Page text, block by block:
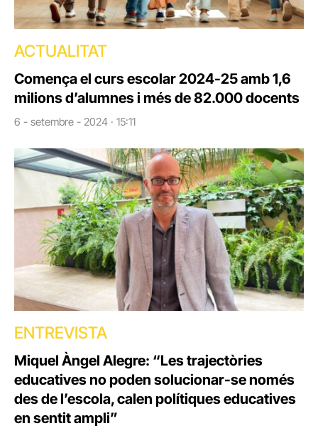
ACTUALITAT
Comença el curs escolar 2024-25 amb 1,6
milions d’alumnes i més de 82.000 docents
6 - setembre - 2024 · 15:11
ENTREVISTA
Miquel Àngel Alegre: “Les trajectòries
educatives no poden solucionar-se només
des de l’escola, calen polítiques educatives
en sentit ampli”